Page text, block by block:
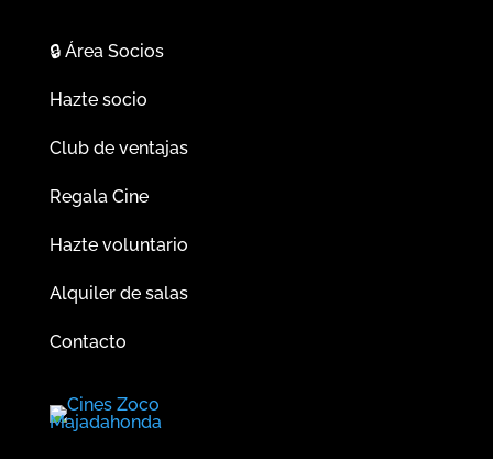
🔒Área Socios
Hazte socio
Club de ventajas
Regala Cine
Hazte voluntario
Alquiler de salas
Contacto